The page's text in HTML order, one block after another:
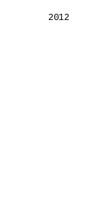
2012